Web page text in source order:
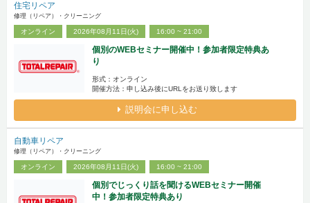
住宅リペア
修理（リペア）・クリーニング
オンライン 2026年08月11日(火) 16:00 ~ 21:00
個別のWEBセミナー開催中！参加者限定特典あ
り
形式：オンライン
開催方法：申し込み後にURLをお送り致します
説明会に申し込む
自動車リペア
修理（リペア）・クリーニング
オンライン 2026年08月11日(火) 16:00 ~ 21:00
個別でじっくり話を聞けるWEBセミナー開催
中！参加者限定特典あり